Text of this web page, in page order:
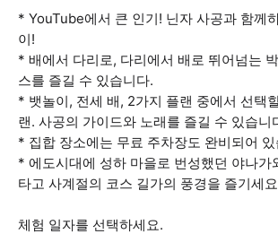
* YouTube에서 큰 인기! 닌자 사공과 함께
이!
* 배에서 다리로, 다리에서 배로 뛰어넘는
스를 즐길 수 있습니다.
* 뱃놀이, 전세 배, 2가지 플랜 중에서 선택
랜. 사공의 가이드와 노래를 즐길 수 있습니
* 집합 장소에는 무료 주차장도 완비되어
* 에도시대에 성하 마을로 번성했던 야나가
타고 사계절의 코스 길가의 풍경을 즐기세
체험 일자를 선택하세요.